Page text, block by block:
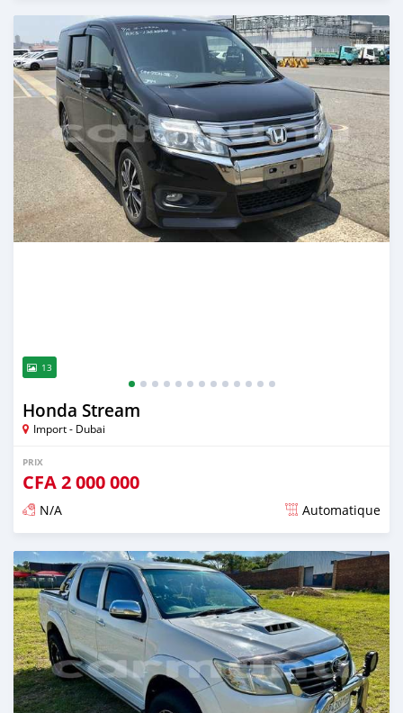
Publié il y a plus de 2 ans
13
Honda Stream
Import - Dubai
PRIX
CFA2 000 000
N/A Automatique
Publié il y a plus de 2 ans